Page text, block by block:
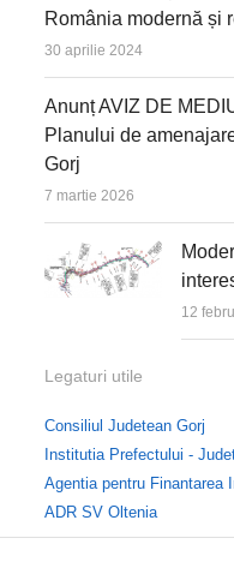
România modernă și
30 aprilie 2024
Anunț AVIZ DE
Planului de
Gorj
7 martie 2026
12
Legaturi utile
Consiliul Judetean Gorj
Institutia Prefectului -
Agentia pentru Finantarea
ADR SV Oltenia